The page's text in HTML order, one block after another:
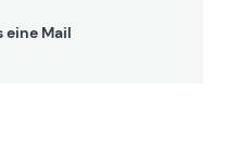
eine Mail